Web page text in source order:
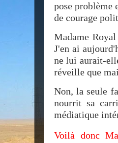
pose problème
de courage
Madame
J'en ai
ne lui aurait-
réveille que
Non, la seule
nourrit sa
médiatique
Voilà donc